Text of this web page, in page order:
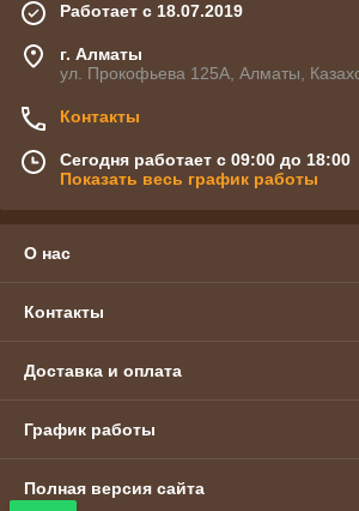
Работает с 18.07.2019
г. Алматы
ул. Прокофьева 125А, Алматы,
Контакты
Сегодня работает с 09:00 до 18:00
Показать весь график работы
О нас
Контакты
Доставка и оплата
График работы
Полная версия сайта